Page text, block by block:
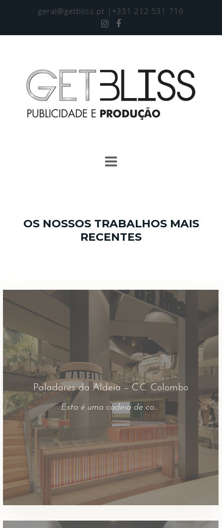
geral@getbliss.pt |+351 212 531 716
OS NOSSOS TRABALHOS MAIS
RECENTES
Paladares da Aldeia – C.C. Colombo
Esta é uma cadeia de comida madeirense presente em alguns shoppings na grande área de Lisboa. Sempre que é necessária a alteração de imagem ou alguma intervenção é connosco que contam. O que podemos desejar senão muito sucesso??